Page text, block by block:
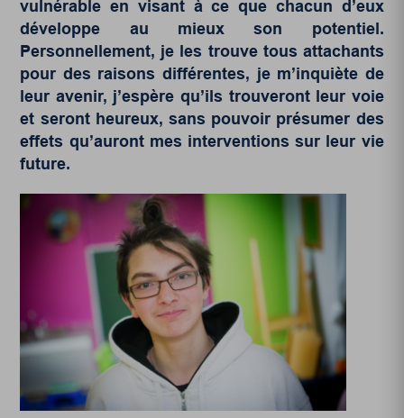
vulnérable en visant à ce que chacun d’eux
développe au mieux son potentiel.
Personnellement, je les trouve tous attachants
pour des raisons différentes, je m’inquiète de
leur avenir, j’espère qu’ils trouveront leur voie
et seront heureux, sans pouvoir présumer des
effets qu’auront mes interventions sur leur vie
future.